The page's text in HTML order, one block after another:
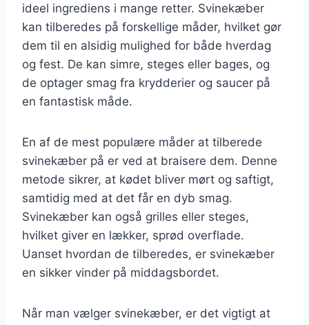
ideel ingrediens i mange retter. Svinekæber
kan tilberedes på forskellige måder, hvilket gør
dem til en alsidig mulighed for både hverdag
og fest. De kan simre, steges eller bages, og
de optager smag fra krydderier og saucer på
en fantastisk måde.
En af de mest populære måder at tilberede
svinekæber på er ved at braisere dem. Denne
metode sikrer, at kødet bliver mørt og saftigt,
samtidig med at det får en dyb smag.
Svinekæber kan også grilles eller steges,
hvilket giver en lækker, sprød overflade.
Uanset hvordan de tilberedes, er svinekæber
en sikker vinder på middagsbordet.
Når man vælger svinekæber, er det vigtigt at